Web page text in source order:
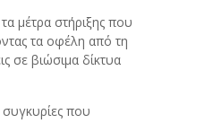
μέτρα στήριξης που
τα οφέλη από τη
σε βιώσιμα δίκτυα
που